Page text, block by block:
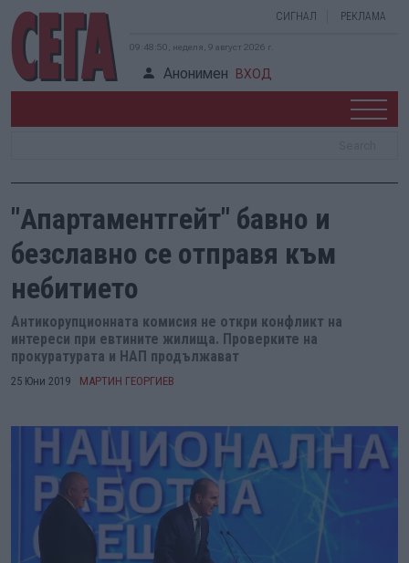
СИГНАЛ РЕКЛАМА
09:48:51, неделя, 9 август 2026 г.
Анонимен ВХОД
"Апартаментгейт" бавно и
безславно се отправя към
небитието
Антикорупционната комисия не откри конфликт на
интереси при евтините жилища. Проверките на
прокуратурата и НАП продължават
25 Юни 2019 МАРТИН ГЕОРГИЕВ